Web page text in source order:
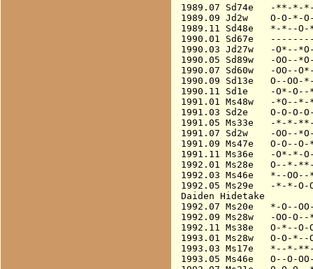
1989.07 Sd74e   -**-*-
1989.09 Jd2w    O-O-*-
1989.11 Sd48e   *-*--
1990.01 Sd67e
1990.03 Jd27w   -O*--
1990.05 Sd89w   -OO--
1990.07 Sd60w   -OO--
1990.09 Sd13e   O--
1990.11 Sd1e    -O*-
1991.01 Ms48w   -*O--
1991.03 Sd2e    O-O-O-
1991.05 Ms33e   -*-*-
1991.07 Sd2w    -OO--
1991.09 Ms47e   O-O--
1991.11 Ms36e   -O*-*-
1992.01 Ms28e   O--*-
1992.03 Ms46e   *--OO--
1992.05 Ms29e   -*-*-O-
Daiden Hidetake
1992.07 Ms20e   *-O--
1992.09 Ms28w   -OO-
1992.11 Ms38e   O-*--
1993.01 Ms28w   O-O-
1993.03 Ms17e   *--*-
1993.05 Ms46e   O--O-